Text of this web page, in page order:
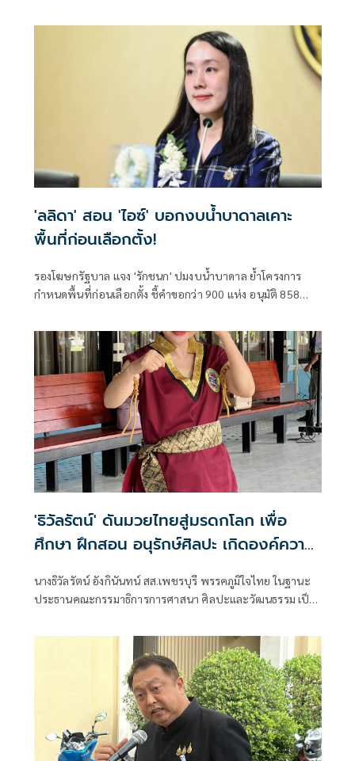
รัฐบาลภายใต้การนำของนายอนุทิน ชาญวีรกูล นายกรัฐมนตรี
เข้าบริหารประเทศ 4 เดือน สามารถรับมือกับวิกฤตพลังงาน
และสงครามตะวันออกกลางได้ดี ส่งผลให้ราคาสินค้าเกษตร
'ลลิดา' สอน 'ไอซ์' บอกงบน้ำบาดาลเคาะ
พื้นที่ก่อนเลือกตั้ง!
รองโฆษกรัฐบาล แจง 'รักชนก' ปมงบน้ำบาดาล ย้ำโครงการ
กำหนดพื้นที่ก่อนเลือกตั้ง ชี้คำขอกว่า 900 แห่ง อนุมัติ 858
'ธิวัลรัตน์' ดันมวยไทยสู่มรดกโลก เพื่อ
ศึกษา ฝึกสอน อนุรักษ์ศิลปะ เกิดองค์ความ
นานาชาติ
นางธิวัลรัตน์ อังกินันทน์ สส.เพชรบุรี พรรคภูมิใจไทย ในฐานะ
ประธานคณะกรรมาธิการการศาสนา ศิลปะและวัฒนธรรม เป็น
ณ โรงเรียนราชประชานุเคราะห์ 47 จังหวัดเพชรบุรี ร่วมกับ
สมาคมสยามยุทธกีฬาพื้นเมืองไทย ตลอดจนทุกภาคส่วน ที่ร่วม
แรงร่วมใจจัดเวทีแห่งการเรียนรู้ เพื่อแลกเปลี่ยนองค์ความรู้และ
สร้างเครือข่ายมวยไทยในระดับนานาชาติ